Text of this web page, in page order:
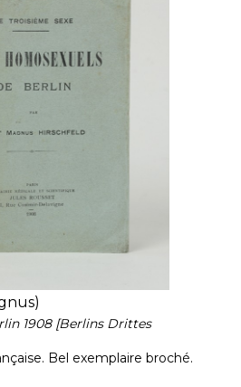
1908 [Berlins Drittes
Bel exemplaire broché.